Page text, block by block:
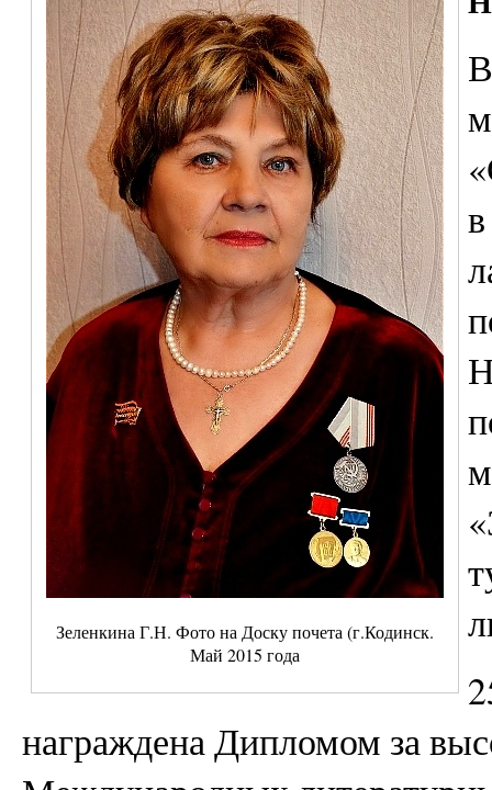
Зеленкина Г.Н. Фото на Доску почета (г.Кодинск.
Май 2015 года
награждена Дипломом за